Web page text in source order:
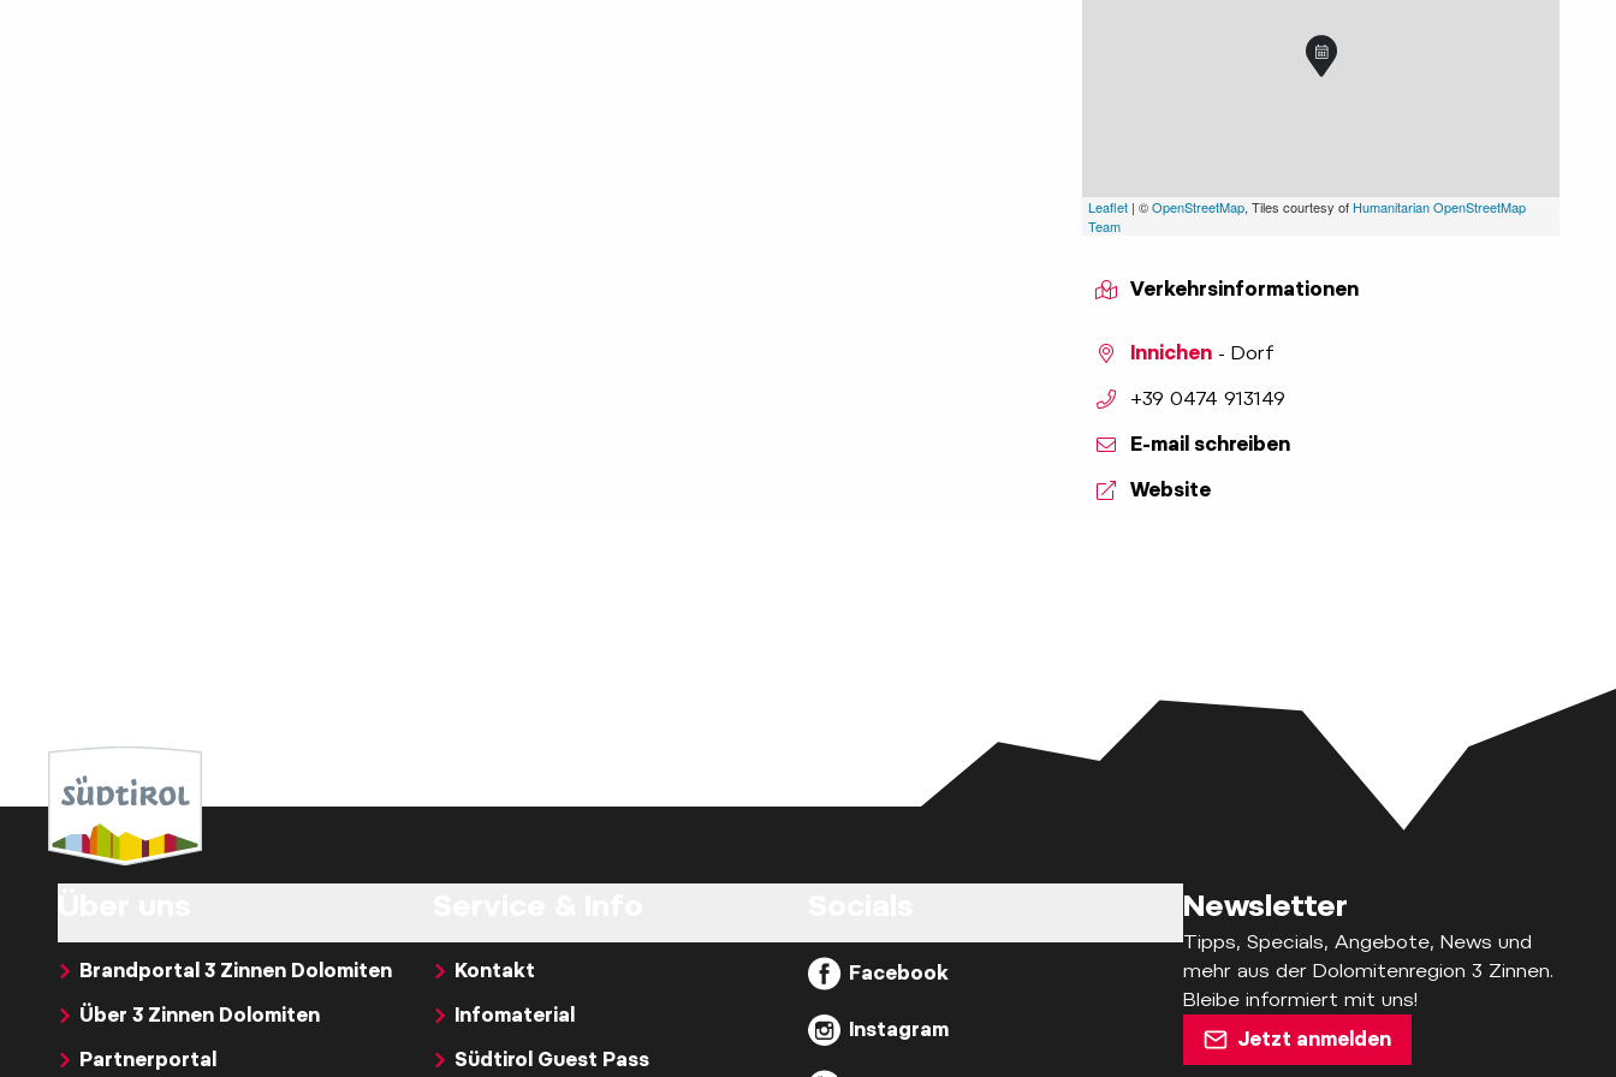
Leaflet | ©OpenStreetMap, Tiles courtesy of Humanitarian OpenStreetMap
Team
Verkehrsinformationen
Innichen - Dorf
aria.phone:
+39 0474 913149
E-mail schreiben
Website
Brandportal 3 Zinnen Dolomiten
Über 3 Zinnen Dolomiten
Partnerportal
Kontakt
Infomaterial
Südtirol Guest Pass
Facebook
Instagram
Newsletter
Tipps, Specials, Angebote, News und
mehr aus der Dolomitenregion 3 Zinnen.
Bleibe informiert mit uns!
Jetzt anmelden